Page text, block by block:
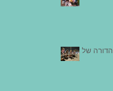
של